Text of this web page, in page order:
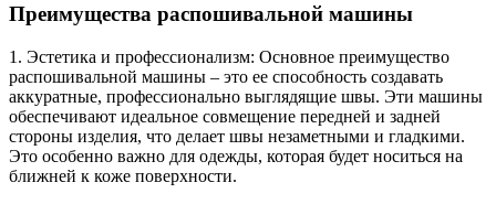
Преимущества распошивальной машины
1. Эстетика и профессионализм: Основное преимущество
распошивальной машины – это ее способность создавать
аккуратные, профессионально выглядящие швы. Эти машины
обеспечивают идеальное совмещение передней и задней
стороны изделия, что делает швы незаметными и гладкими.
Это особенно важно для одежды, которая будет носиться на
ближней к коже поверхности.